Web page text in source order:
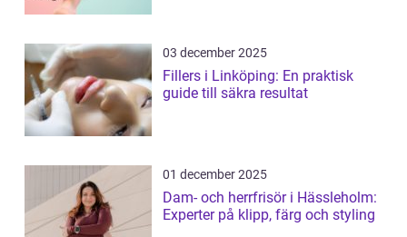
03 december 2025
Fillers i Linköping: En praktisk
guide till säkra resultat
01 december 2025
Dam- och herrfrisör i Hässleholm:
Experter på klipp, färg och styling